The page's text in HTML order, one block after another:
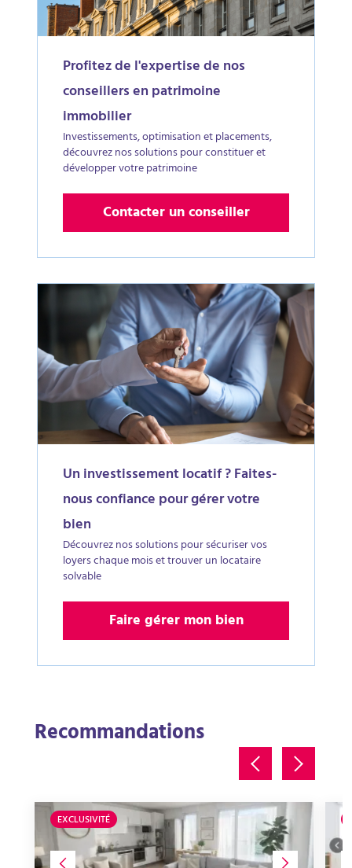
Profitez de l'expertise de nos
conseillers en patrimoine
immobilier
Investissements, optimisation et placements,
découvrez nos solutions pour constituer et
développer votre patrimoine
Contacter un conseiller
Un investissement locatif ? Faites-
nous confiance pour gérer votre
bien
Découvrez nos solutions pour sécuriser vos
loyers chaque mois et trouver un locataire
solvable
Faire gérer mon bien
Recommandations
EXCLUSIVITÉ